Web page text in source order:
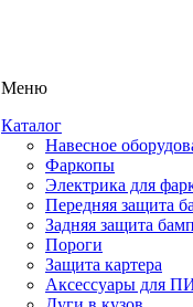
Меню
Каталог
Навесное
Фаркопы
Электрика для
Передняя защита
Задняя защита
Пороги
Защита картера
Аксессуары для